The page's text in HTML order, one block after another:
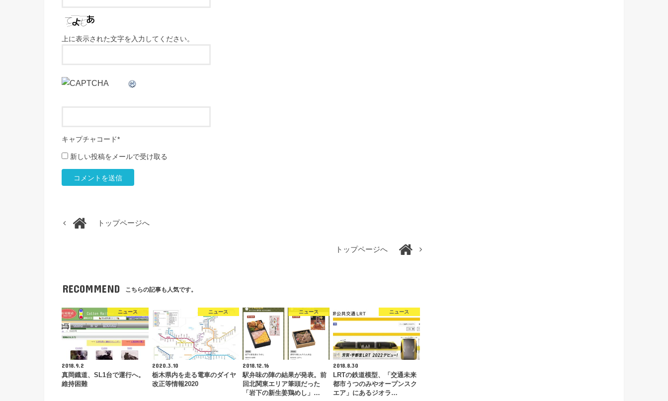
上に表示された文字を入力してください。
キャプチャコード*
新しい投稿をメールで受け取る
トップページへ
トップページへ
RECOMMEND こちらの記事も人気です。
ニュース
2018.9.2
真岡鐡道、SL1台で運行へ。
維持困難
ニュース
2020.3.10
栃木県内を走る電車のダイヤ
改正等情報2020
ニュース
2018.12.16
駅弁味の陣の結果が発表。前
回北関東エリア筆頭だった
「岩下の新生姜鶏めし」…
ニュース
2018.8.30
LRTの鉄道模型、「交通未来
都市うつのみやオープンスク
エア」にあるジオラ…